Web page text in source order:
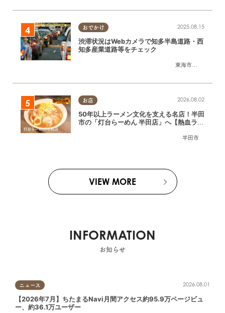
おでかけ
東海市
,大府市
2025.08.15
渋滞状況はWebカメラで知多半島道路・西
知多産業道路等をチェック
お店
半田市
2026.08.02
50年以上ラーメン文化を支える名店！半田
市の「灯台らーめん 半田店」へ【熱血ラー
VIEW MORE
INFORMATION
お知らせ
ニュース 2026.08.01
【2026年7月】ちたまるNavi月間アクセス約95.9万ページビュ
ー、約36.1万ユーザー